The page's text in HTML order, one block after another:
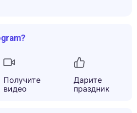
Получите
видео
Дарите
праздник